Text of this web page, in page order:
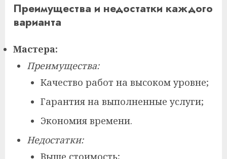
Преимущества и недостатки каждого
варианта
Мастера:
Преимущества:
Качество работ на высоком уровне;
Гарантия на выполненные услуги;
Экономия времени.
Недостатки: